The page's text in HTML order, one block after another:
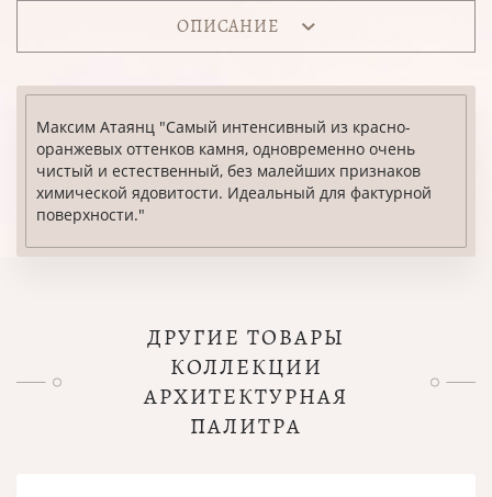
ОПИСАНИЕ
Максим Атаянц "Самый интенсивный из красно-
оранжевых оттенков камня, одновременно очень
чистый и естественный, без малейших признаков
химической ядовитости. Идеальный для фактурной
поверхности."
ДРУГИЕ ТОВАРЫ
КОЛЛЕКЦИИ
АРХИТЕКТУРНАЯ
ПАЛИТРА